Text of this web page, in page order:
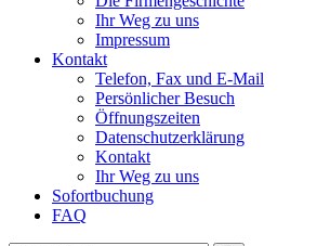
Ihr Weg zu uns
Impressum
Kontakt
Telefon, Fax und E-Mail
Persönlicher Besuch
Öffnungszeiten
Datenschutzerklärung
Kontakt
Ihr Weg zu uns
Sofortbuchung
FAQ